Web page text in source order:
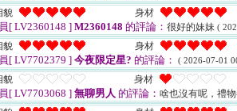
貌
身材
[ LV2360148 ] M2360148 的評論： 很好的妹妹 (
貌 身材
[ LV7702379 ] 今夜限定星? 的評論： ( 2026-07-01
貌 身材
[ LV7703068 ] 無聊男人 的評論： 啥也沒有呢，禮